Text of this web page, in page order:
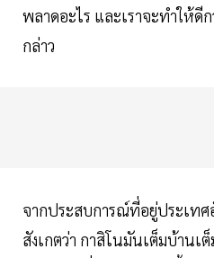
พลาดอะไร และเราจะทำให้ดี
กล่าว
จากประสบการณ์ที่อยู่ประเทศ
สังเกตว่า กาสิโนมันเต็มบ้านเ